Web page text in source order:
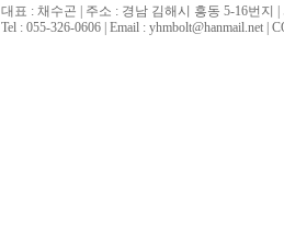
대표 : 채수곤 | 주소 : 경남 김해시 흥동 5-16번지 |
Tel : 055-326-0606 | Email : yhmbolt@hanmail.net